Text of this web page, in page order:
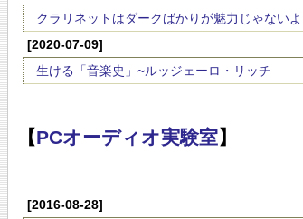
クラリネットはダークばかりが魅力じゃないよ
[2020-07-09]
生ける「音楽史」~ルッジェーロ・リッチ
【PCオーディオ実験室】
[2016-08-28]